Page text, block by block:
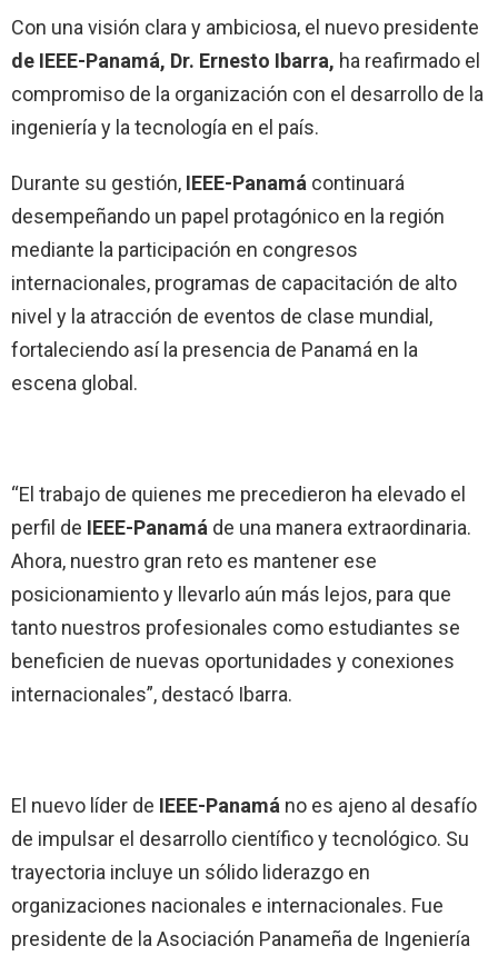
Con una visión clara y ambiciosa, el nuevo presidente
de IEEE-Panamá, Dr. Ernesto Ibarra, ha reafirmado el
compromiso de la organización con el desarrollo de la
ingeniería y la tecnología en el país.
Durante su gestión, IEEE-Panamá continuará
desempeñando un papel protagónico en la región
mediante la participación en congresos
internacionales, programas de capacitación de alto
nivel y la atracción de eventos de clase mundial,
fortaleciendo así la presencia de Panamá en la
escena global.
“El trabajo de quienes me precedieron ha elevado el
perfil de IEEE-Panamá de una manera extraordinaria.
Ahora, nuestro gran reto es mantener ese
posicionamiento y llevarlo aún más lejos, para que
tanto nuestros profesionales como estudiantes se
beneficien de nuevas oportunidades y conexiones
internacionales”, destacó Ibarra.
El nuevo líder de IEEE-Panamá no es ajeno al desafío
de impulsar el desarrollo científico y tecnológico. Su
trayectoria incluye un sólido liderazgo en
organizaciones nacionales e internacionales. Fue
presidente de la Asociación Panameña de Ingeniería